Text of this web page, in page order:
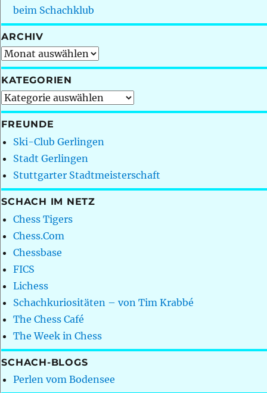
beim Schachklub
ARCHIV
Archiv
KATEGORIEN
Kategorien
FREUNDE
Ski-Club Gerlingen
Stadt Gerlingen
Stuttgarter Stadtmeisterschaft
SCHACH IM NETZ
Chess Tigers
Chess.Com
Chessbase
FICS
Lichess
Schachkuriositäten – von Tim Krabbé
The Chess Café
The Week in Chess
SCHACH-BLOGS
Perlen vom Bodensee